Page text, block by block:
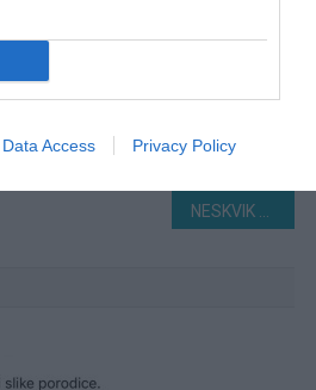
Data Access Privacy Policy
NESKVIK T0RTA SA KEKS0M: Toliko kremasta da se topi u ustima, a pravi se super lako